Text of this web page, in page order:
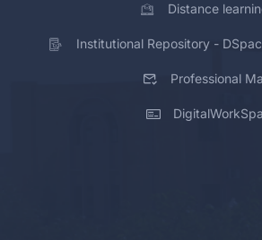
Distance
Institutional Repository -
Professional